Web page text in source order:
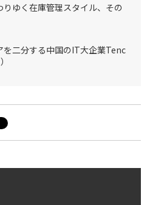
りゆく在庫管理スタイル、その
を二分する中国のIT大企業Tenc